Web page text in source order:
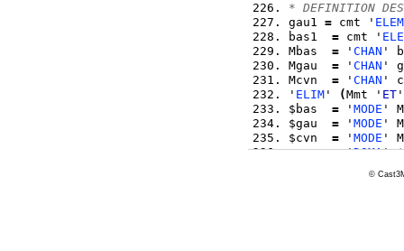
* DEFINITION DES
gau1 = cmt ' ELEM
bas1 = cmt '
Mbas = ' CHAN '
Mgau = ' CHAN '
Mcvn = ' CHAN '
' ELIM ' (Mmt ' ET
$bas = ' MODE '
$gau = ' MODE '
$cvn = ' MODE '
cvn = 'DOMA'
©